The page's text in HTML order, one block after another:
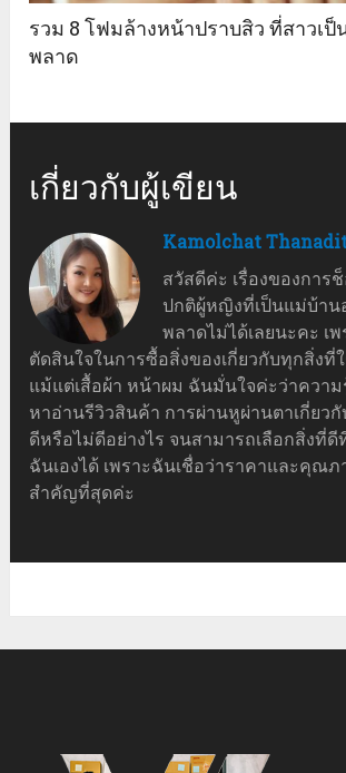
รวม 8 โฟมล้างหน้าปราบสิว ที่สาวเป็
พลาด
เกี่ยวกับผู้เขียน
Kamolchat
สวัสดีค่ะ เรื่องของการ
ปกติผู้หญิงที่เป็นแม่บ้า
พลาดไม่ได้เลยนะคะ เ
ตัดสินใจในการซื้อสิ่งของเกี่ยวกับทุกสิ่งที่
แม้แต่เสื้อผ้า หน้าผม ฉันมั่นใจค่ะว่าควา
หาอ่านรีวิวสินค้า การผ่านหูผ่านตาเกี่ยว
ดีหรือไม่ดีอย่างไร จนสามารถเลือกสิ่งที่
ฉันเองได้ เพราะฉันเชื่อว่าราคาและคุณ
สำคัญที่สุดค่ะ